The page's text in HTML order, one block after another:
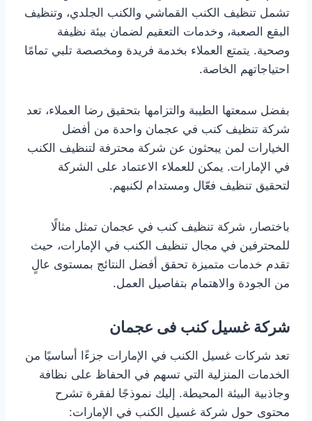
تشمل تنظيف الكنب القماشي والكنب الجلدي، وتنظيف
البقع الصعبة، وخدمات التعقيم لضمان بيئة نظيفة
وصحية. يتمتع العملاء بخدمة فريدة ومخصصة تلبي تمامًا
احتياجاتهم الخاصة.
بفضل سمعتها الطيبة والتزامها بتحقيق رضا العملاء، تعد
شركة تنظيف كنب في عجمان واحدة من أفضل
الخيارات لمن يبحثون عن شركة محترفة لتنظيف الكنب
في الإمارات. يمكن للعملاء الاعتماد على الشركة
لتحقيق تنظيف فعّال ومستدام لكنبهم.
باختصار، شركة تنظيف كنب في عجمان تمثل مثالًا
للمحترفين في مجال تنظيف الكنب في الإمارات، حيث
تقدم خدمات متميزة تحقق أفضل النتائج بمستوى عالٍ
من الجودة والاهتمام بتفاصيل العمل.
شركة غسيل كنب فى عجمان
تعد شركات غسيل الكنب في الإمارات جزءًا أساسيًا من
الخدمات المنزلية التي تسهم في الحفاظ على نظافة
وجاذبية البيئة المحيطة. إليك نموذجًا لفقرة تشرح
محتوى حول شركة غسيل الكنب في الإمارات: